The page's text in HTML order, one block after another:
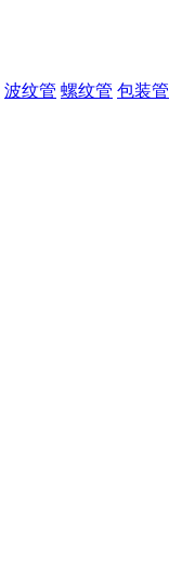
波纹管 螺纹管 包装管